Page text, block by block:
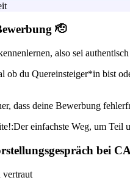
🫡
also sei
ob du Quereinsteiger*in bist
dass deine Bewerbung
Der einfachste Weg, um Teil
bei
vertraut